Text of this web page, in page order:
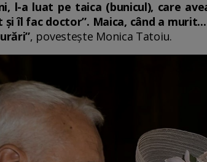
l-a luat pe taica (bunicul), care
îl fac doctor”. Maica, când a
, povestește Monica Tatoiu.